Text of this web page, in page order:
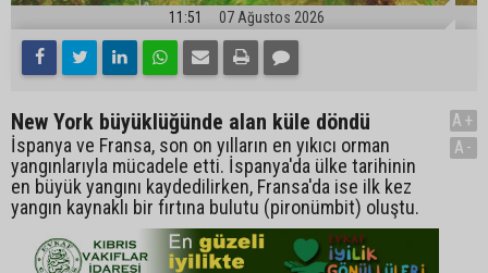
11:51 07 Ağustos 2026
New York büyüklüğünde alan küle döndü
İspanya ve Fransa, son on yılların en yıkıcı orman
yangınlarıyla mücadele etti. İspanya'da ülke tarihinin
en büyük yangını kaydedilirken, Fransa'da ise ilk kez
yangın kaynaklı bir fırtına bulutu (pironümbit) oluştu.
A+
A-